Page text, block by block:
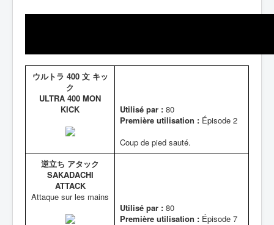
ウルトラ 400 文 キッ
ク
ULTRA 400 MON
KICK
Utilisé par : 80
Première utilisation : Épisode 2
Coup de pied sauté.
逆立ち アタック
SAKADACHI
ATTACK
Attaque sur les mains
Utilisé par : 80
Première utilisation : Épisode 7